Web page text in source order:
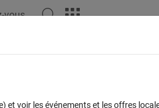
vous
voir les événements et les offres